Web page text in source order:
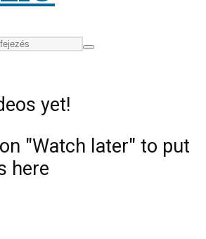
yet!
"Watch later" to put
here